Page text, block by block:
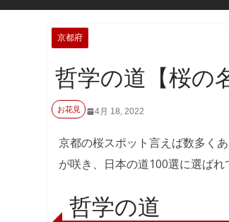
京都府
哲学の道【桜の
4月 18, 2022
お花見
京都の桜スポット言えば数多く
が咲き、日本の道100選に選ばれ
哲学の道